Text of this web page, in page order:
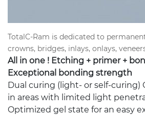
TotalC-Ram is dedicated to
crowns, bridges, inlays, onlays,
All in one ! Etching + primer +
Exceptional bonding strength
Dual curing (light- or self-curing)
in areas with limited light
Optimized gel state for an easy